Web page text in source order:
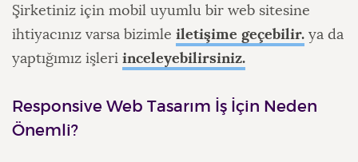
Şirketiniz için mobil uyumlu bir web sitesine
ihtiyacınız varsa bizimle iletişime geçebilir. ya da
yaptığımız işleri inceleyebilirsiniz.
Responsive Web Tasarım İş İçin Neden
Önemli?